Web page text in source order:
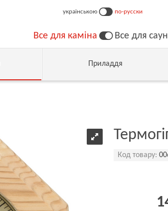
українською по-русски
Все для каміна Все для
Приладдя
Код товару: